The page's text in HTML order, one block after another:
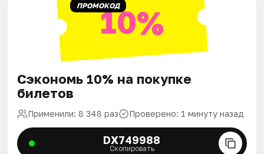
ПРОМОКОД10%
Сэкономь 10% на покупке
билетов
Применили: 8 348 раз Проверено: 1 минуту назад
DX749988
Скопировать